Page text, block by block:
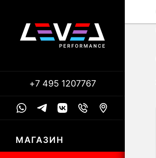
+7 495 1207767
МАГАЗИН